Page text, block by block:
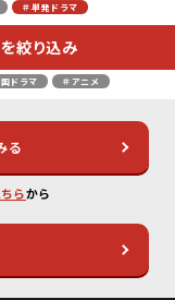
＃単発ドラマ
絞り込み
ドラマ ＃アニメ
る
らから